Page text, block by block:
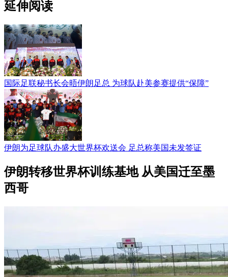
延伸阅读
国际足联秘书长会晤伊朗足总 为球队赴美参赛提供“保障”
伊朗为足球队办盛大世界杯欢送会 足总称美国未发签证
伊朗转移世界杯训练基地 从美国迁至墨
西哥